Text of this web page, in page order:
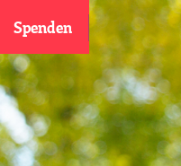
Spenden